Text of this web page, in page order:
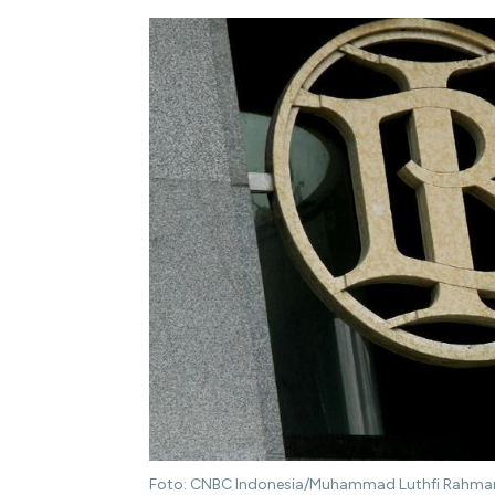
Foto: CNBC Indonesia/Muhammad Luthfi